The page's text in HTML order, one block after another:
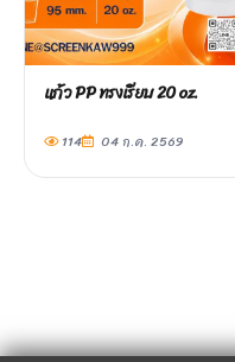
แก้ว PP ทรงเรียบ 20 oz.
114 04 ก.ค. 2569